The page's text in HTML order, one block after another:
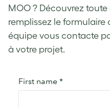
MOO ? Découvrez
remplissez le
équipe vous contacte
à votre projet.